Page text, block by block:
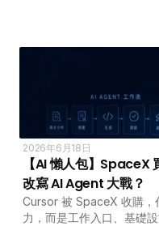
2026年6月18日
【AI 懶人包】
改寫 AI Agent 大戰？
Cursor 被 SpaceX 收購
力，而是工作入口、基礎